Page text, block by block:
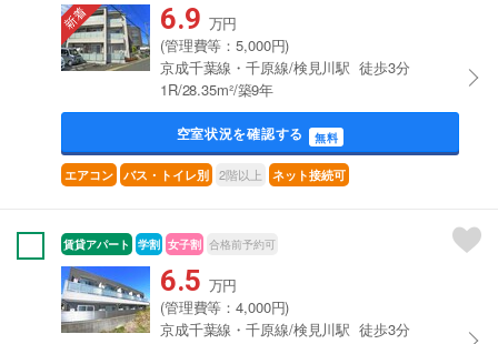
6.9 万円
(管理費等：5,000円)
京成千葉線・千原線/検見川駅 徒歩3分
1R/28.35m²/築9年
空室状況を確認する 無料
エアコン バス・トイレ別 2階以上 ネット接続可
賃貸アパート 学割 女子割 合格前予約可
6.5 万円
(管理費等：4,000円)
京成千葉線・千原線/検見川駅 徒歩3分